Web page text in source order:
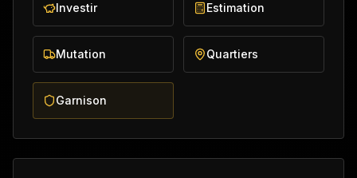
Investir Estimation
Mutation Quartiers
Garnison